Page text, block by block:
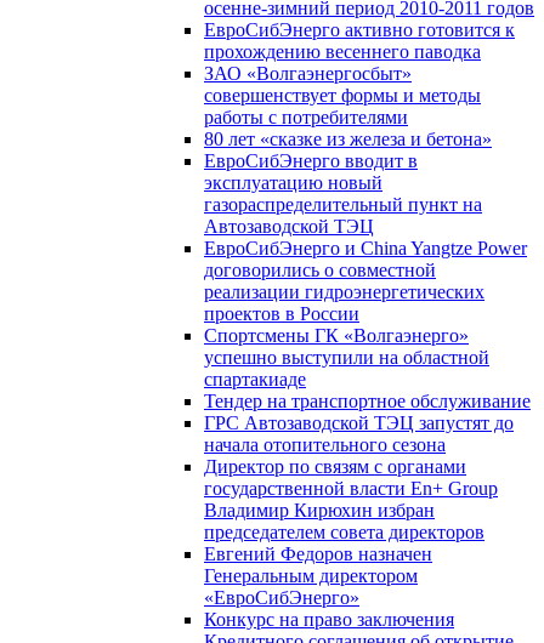
осенне-зимний период 2010-2011 годов
ЕвроСибЭнерго активно готовится к
прохождению весеннего паводка
ЗАО «Волгаэнергосбыт»
совершенствует формы и методы
работы с потребителями
80 лет «сказке из железа и бетона»
ЕвроСибЭнерго вводит в
эксплуатацию новый
газораспределительный пункт на
Автозаводской ТЭЦ
ЕвроСибЭнерго и China Yangtze Power
договорились о совместной
реализации гидроэнергетических
проектов в России
Спортсмены ГК «Волгаэнерго»
успешно выступили на областной
спартакиаде
Тендер на транспортное обслуживание
ГРС Автозаводской ТЭЦ запустят до
начала отопительного сезона
Директор по связям с органами
государственной власти En+ Group
Владимир Кирюхин избран
председателем совета директоров
Евгений Федоров назначен
Генеральным директором
«ЕвроСибЭнерго»
Конкурс на право заключения